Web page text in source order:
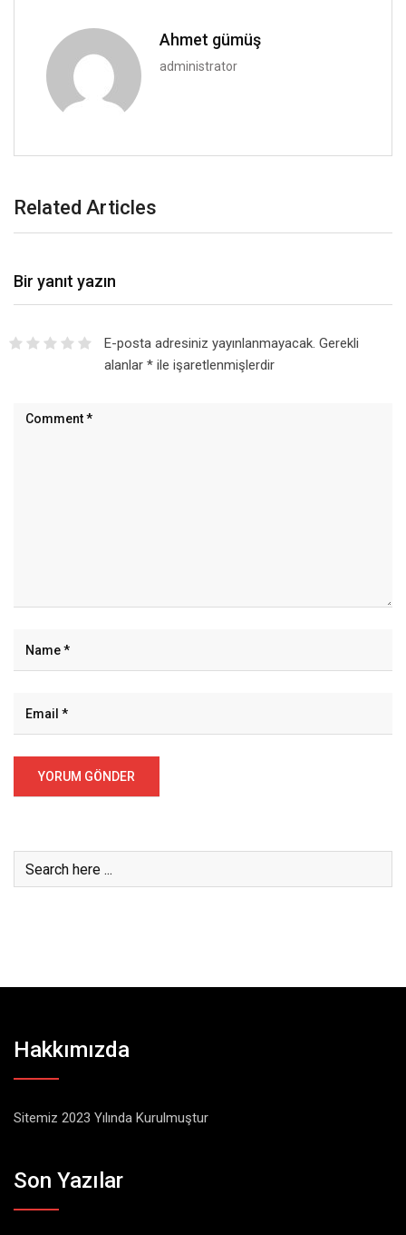
Ahmet gümüş
administrator
Related Articles
Bir yanıt yazın
E-posta adresiniz yayınlanmayacak. Gerekli
alanlar *ile işaretlenmişlerdir
Hakkımızda
Sitemiz 2023 Yılında Kurulmuştur
Son Yazılar